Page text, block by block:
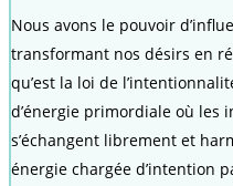
Nous avons le pouvoir
transformant nos désirs en
qu’est la loi de
d’énergie primordiale où les
s’échangent librement et
énergie chargée d’intention